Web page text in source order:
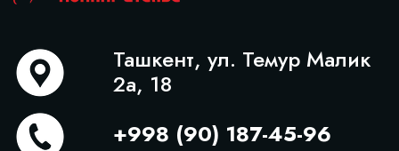
Ташкент, ул. Темур Малик
2а, 18
+998 (90) 187-45-96